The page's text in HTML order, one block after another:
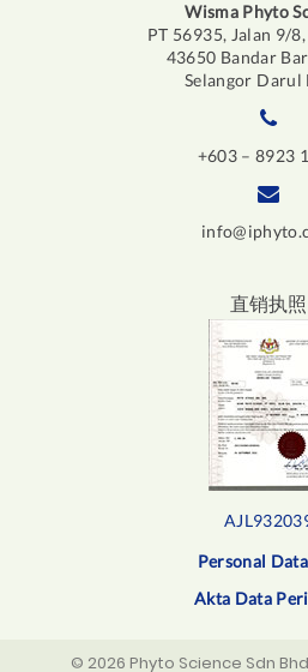
Wisma Phyto
PT 56935, Jalan 9/8,
43650 Bandar
Selangor Darul
+603 – 8923
直销执照
Personal
Akta Data
© 2026 Phyto Science Sdn Bhd